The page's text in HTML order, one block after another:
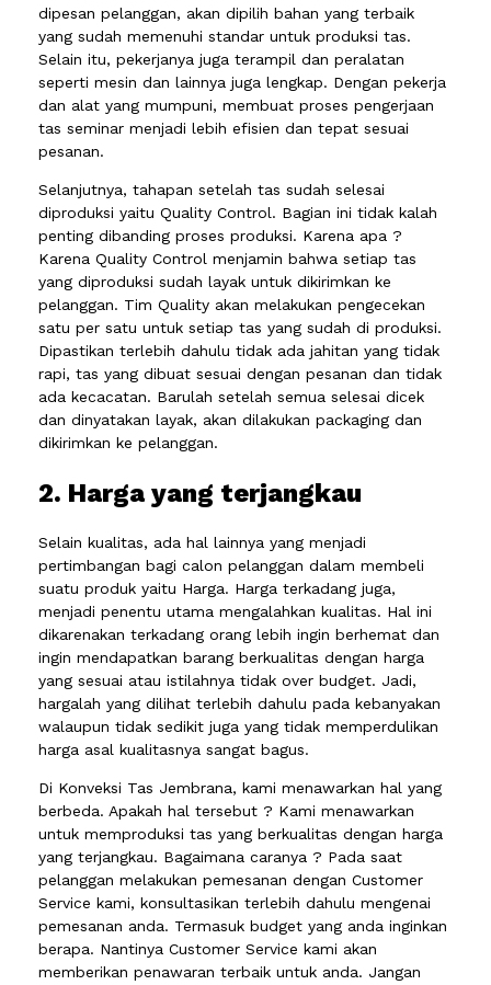
dipesan pelanggan, akan dipilih bahan yang terbaik
yang sudah memenuhi standar untuk produksi tas.
Selain itu, pekerjanya juga terampil dan peralatan
seperti mesin dan lainnya juga lengkap. Dengan pekerja
dan alat yang mumpuni, membuat proses pengerjaan
tas seminar menjadi lebih efisien dan tepat sesuai
pesanan.
Selanjutnya, tahapan setelah tas sudah selesai
diproduksi yaitu Quality Control. Bagian ini tidak kalah
penting dibanding proses produksi. Karena apa ?
Karena Quality Control menjamin bahwa setiap tas
yang diproduksi sudah layak untuk dikirimkan ke
pelanggan. Tim Quality akan melakukan pengecekan
satu per satu untuk setiap tas yang sudah di produksi.
Dipastikan terlebih dahulu tidak ada jahitan yang tidak
rapi, tas yang dibuat sesuai dengan pesanan dan tidak
ada kecacatan. Barulah setelah semua selesai dicek
dan dinyatakan layak, akan dilakukan packaging dan
dikirimkan ke pelanggan.
2. Harga yang terjangkau
Selain kualitas, ada hal lainnya yang menjadi
pertimbangan bagi calon pelanggan dalam membeli
suatu produk yaitu Harga. Harga terkadang juga,
menjadi penentu utama mengalahkan kualitas. Hal ini
dikarenakan terkadang orang lebih ingin berhemat dan
ingin mendapatkan barang berkualitas dengan harga
yang sesuai atau istilahnya tidak over budget. Jadi,
hargalah yang dilihat terlebih dahulu pada kebanyakan
walaupun tidak sedikit juga yang tidak memperdulikan
harga asal kualitasnya sangat bagus.
Di Konveksi Tas Jembrana, kami menawarkan hal yang
berbeda. Apakah hal tersebut ? Kami menawarkan
untuk memproduksi tas yang berkualitas dengan harga
yang terjangkau. Bagaimana caranya ? Pada saat
pelanggan melakukan pemesanan dengan Customer
Service kami, konsultasikan terlebih dahulu mengenai
pemesanan anda. Termasuk budget yang anda inginkan
berapa. Nantinya Customer Service kami akan
memberikan penawaran terbaik untuk anda. Jangan